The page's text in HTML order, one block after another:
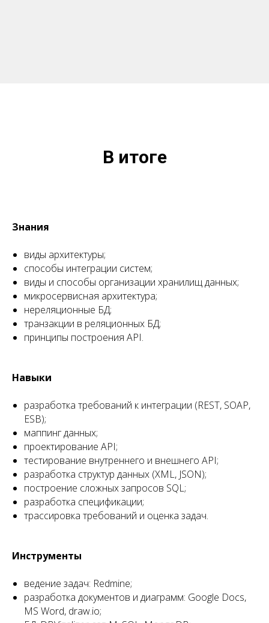
В итоге
Знания
виды архитектуры;
способы интеграции систем;
виды и способы организации хранилищ данных;
микросервисная архитектура;
нереляционные БД;
транзакции в реляционных БД;
принципы построения API.
Навыки
разработка требований к интеграции (REST, SOAP,
ESB);
маппинг данных;
проектирование API;
тестирование внутреннего и внешнего API;
разработка структур данных (XML, JSON);
построение сложных запросов SQL;
разработка спецификации;
трассировка требований и оценка задач.
Инструменты
ведение задач: Redmine;
разработка документов и диаграмм: Google Docs,
MS Word, draw.io;